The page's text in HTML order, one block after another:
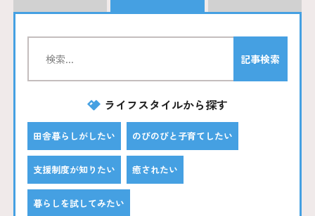
ライフスタイルから探す
田舎暮らしがしたい のびのびと子育てしたい
支援制度が知りたい 癒されたい
暮らしを試してみたい